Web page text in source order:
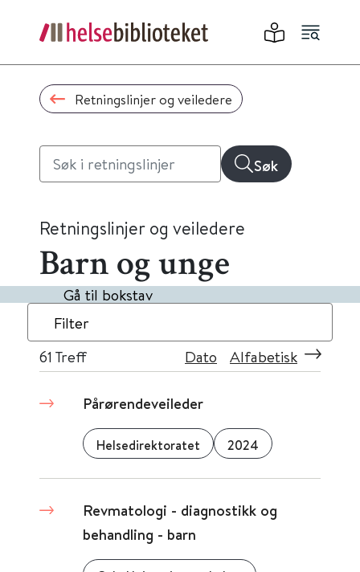
Retningslinjer og veiledere
Søk
Retningslinjer og veiledere
Barn og unge
Gå til bokstav
Filter
61 Treff Dato Alfabetisk
Pårørendeveileder
Helsedirektoratet 2024
Revmatologi - diagnostikk og
behandling - barn